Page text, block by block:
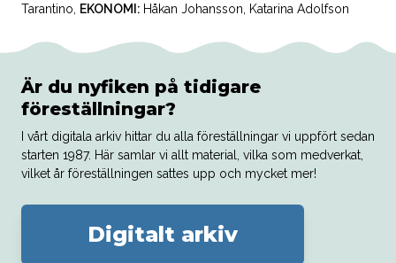
Tarantino
EKONOMI: Håkan Johansson Katarina Adolfson
Är du nyfiken på tidigare
föreställningar?
I vårt digitala arkiv hittar du alla föreställningar vi uppfört sedan
starten 1987. Här samlar vi allt material, vilka som medverkat,
vilket år föreställningen sattes upp och mycket mer!
Digitalt arkiv